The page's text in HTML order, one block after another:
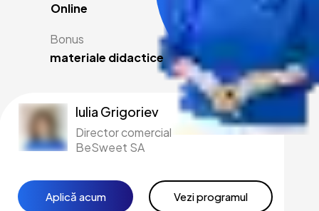
Online
Aplică acum Vezi programul
Bonus
materiale didactice
Iulia Grigoriev
Director comercial
BeSweet SA